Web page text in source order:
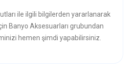
ile ilgili bilgilerden yararlanarak
Banyo Aksesuarları grubundan
hemen şimdi yapabilirsiniz.